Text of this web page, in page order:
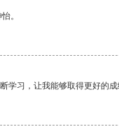
。
学习，让我能够取得更好的成